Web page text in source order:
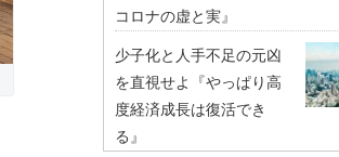
コロナの虚と実』
少子化と人手不足の元凶
を直視せよ『やっぱり高
度経済成長は復活でき
る』